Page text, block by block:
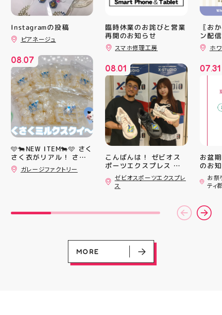
Instagramの投稿
ピアネージュ
08.07
🩵🐄NEW ITEM🐄🩵 さく
さく衣がリアル！ さく
さくミルクスクイーズ入
荷！ クセになる感触で
郡山駅前 #郡山市
ガレージファクトリー
臨時休業のお詫びと営業
再開のお知らせ
スマホ修理工房
08.01
こんばんは！ ゼビオス
ポーツエクスプレス ア
ティ郡山です🦭 ・ ★本
日のラジオ★は アシッ
クスからランニングシュ
6」の紹介でした ・ 特
徴としては ☆軽量かつ
搭載し、推進力を向上さ
せました！
☆ASICSGRIPを前足部に
追加し、グリップ力を向
ゼビオスポーツエクスプレ
ス
〖お
ン配
ッパ
￥
ーポ
ース
です
りの
ので
キャ
#歯の
ホ
07.31
お盆
のお知らせ
用い
ざい
(水)
いたしま
22:00
お祭
ティ
MORE